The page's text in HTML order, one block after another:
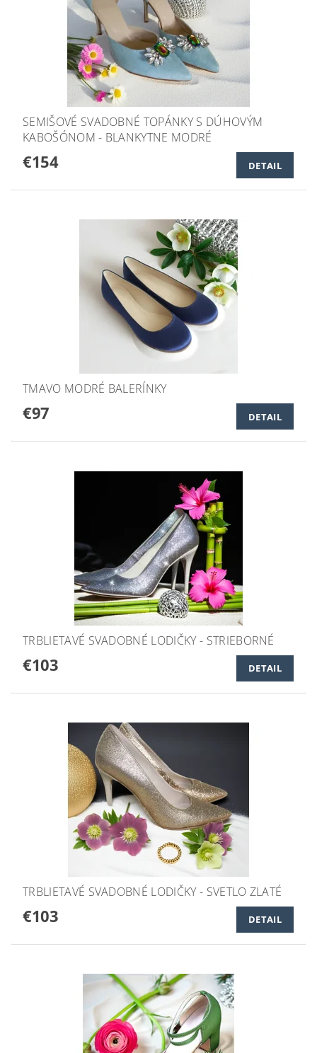
SEMIŠOVÉ SVADOBNÉ TOPÁNKY S DÚHOVÝM
KABOŠÓNOM - BLANKYTNE MODRÉ
€154 DETAIL
TMAVO MODRÉ BALERÍNKY
€97 DETAIL
TRBLIETAVÉ SVADOBNÉ LODIČKY - STRIEBORNÉ
€103 DETAIL
TRBLIETAVÉ SVADOBNÉ LODIČKY - SVETLO ZLATÉ
€103 DETAIL